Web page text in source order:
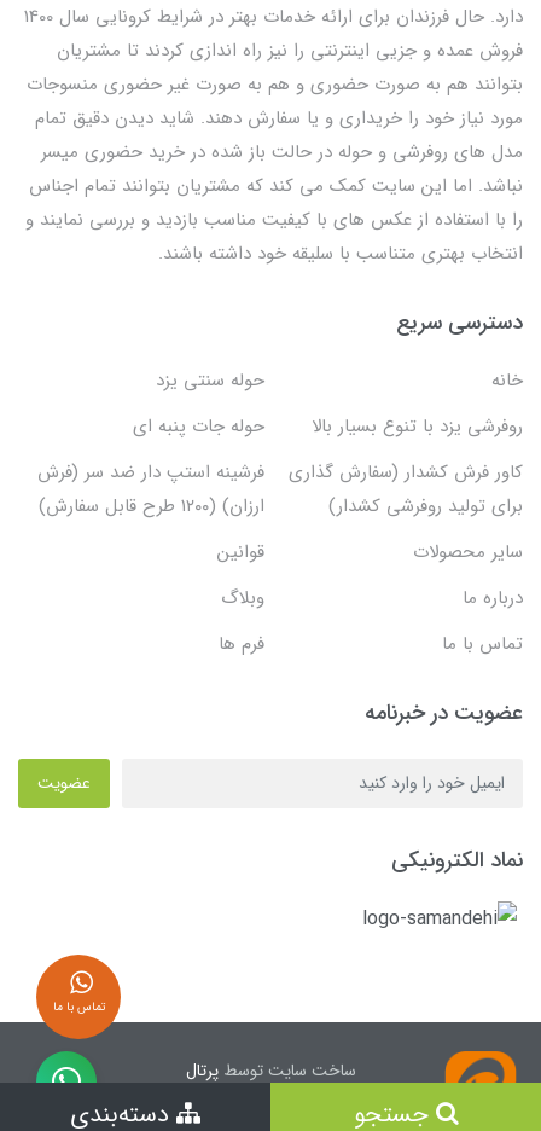
جستجو
دارد. حال فرزندان برای ارائه خدمات بهتر در شرایط کرونایی سال 1400
فروش عمده و جزیی اینترنتی را نیز راه اندازی کردند تا مشتریان
بتوانند هم به صورت حضوری و هم به صورت غیر حضوری منسوجات
مورد نیاز خود را خریداری و یا سفارش دهند. شاید دیدن دقیق تمام
مدل های روفرشی و حوله در حالت باز شده در خرید حضوری میسر
نباشد. اما این سایت کمک می کند که مشتریان بتوانند تمام اجناس
را با استفاده از عکس های با کیفیت مناسب بازدید و بررسی نمایند و
انتخاب بهتری متناسب با سلیقه خود داشته باشند.
دسترسی سریع
خانه
حوله سنتی یزد
روفرشی یزد با تنوع بسیار بالا
حوله جات پنبه ای
کاور فرش کشدار (سفارش گذاری
برای تولید روفرشی کشدار)
فرشینه استپ دار ضد سر (فرش
ارزان) (۱۲۰۰ طرح قابل سفارش)
سایر محصولات
قوانین
درباره ما
وبلاگ
تماس با ما
فرم ها
عضویت در خبرنامه
عضویت
نماد الکترونیکی
ساخت سایت توسطپرتال
تماس با ما